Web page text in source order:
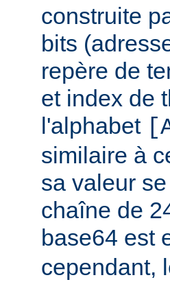
construite
bits
repère de
et index de
l'alphabet
similaire à
sa valeur
chaîne de
base64 est
cependant,